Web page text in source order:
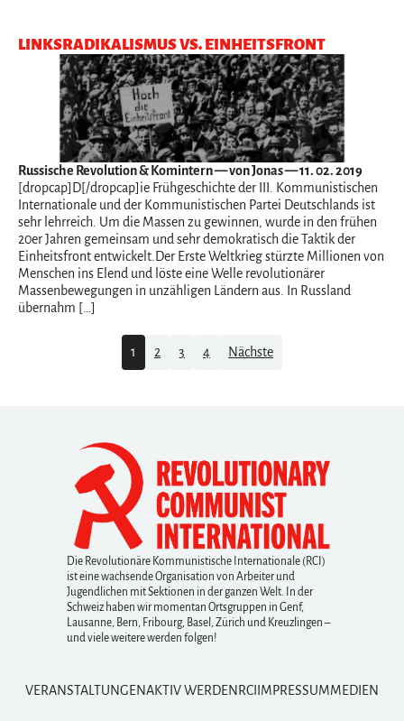
LINKSRADIKALISMUS VS. EINHEITSFRONT
Russische Revolution & Komintern— von Jonas — 11. 02. 2019
[dropcap]D[/dropcap]ie Frühgeschichte der III. Kommunistischen
Internationale und der Kommunistischen Partei Deutschlands ist
sehr lehrreich. Um die Massen zu gewinnen, wurde in den frühen
20er Jahren gemeinsam und sehr demokratisch die Taktik der
Einheitsfront entwickelt.Der Erste Weltkrieg stürzte Millionen von
Menschen ins Elend und löste eine Welle revolutionärer
Massenbewegungen in unzähligen Ländern aus. In Russland
übernahm […]
1 2 3 4 Nächste
Die Revolutionäre Kommunistische Internationale (RCI)
ist eine wachsende Organisation von Arbeiter und
Jugendlichen mit Sektionen in der ganzen Welt. In der
Schweiz haben wir momentan Ortsgruppen in Genf,
Lausanne, Bern, Fribourg, Basel, Zürich und Kreuzlingen –
und viele weitere werden folgen!
VERANSTALTUNGENAKTIV WERDEN RCI IMPRESSUMMEDIEN